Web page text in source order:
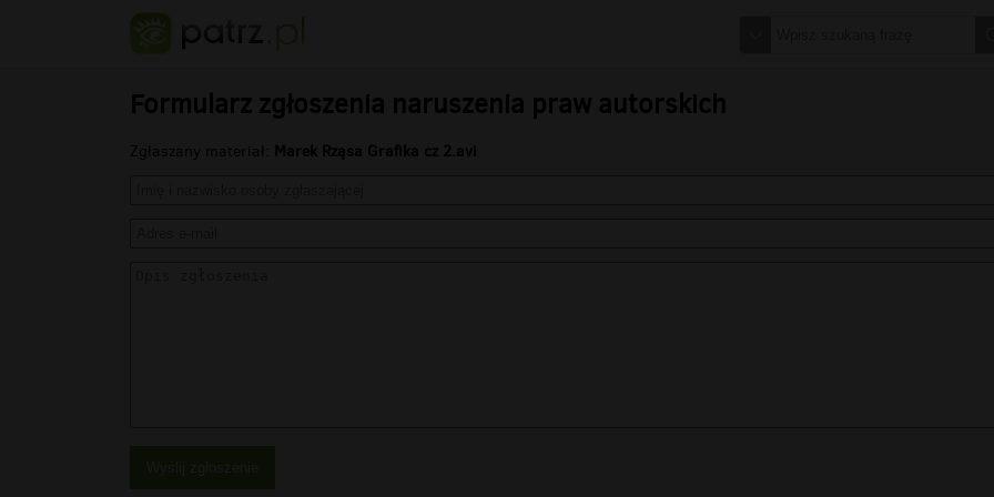
Formularz zgłoszenia naruszenia praw autorskich
Zgłaszany materiał: Marek Rząsa Grafika cz 2.avi